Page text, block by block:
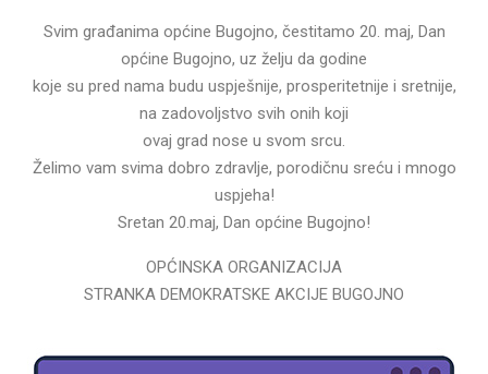
Svim građanima općine Bugojno, čestitamo 20. maj, Dan
općine Bugojno, uz želju da godine
koje su pred nama budu uspješnije, prosperitetnije i sretnije,
na zadovoljstvo svih onih koji
ovaj grad nose u svom srcu.
Želimo vam svima dobro zdravlje, porodičnu sreću i mnogo
uspjeha!
Sretan 20.maj, Dan općine Bugojno!
OPĆINSKA ORGANIZACIJA
STRANKA DEMOKRATSKE AKCIJE BUGOJNO